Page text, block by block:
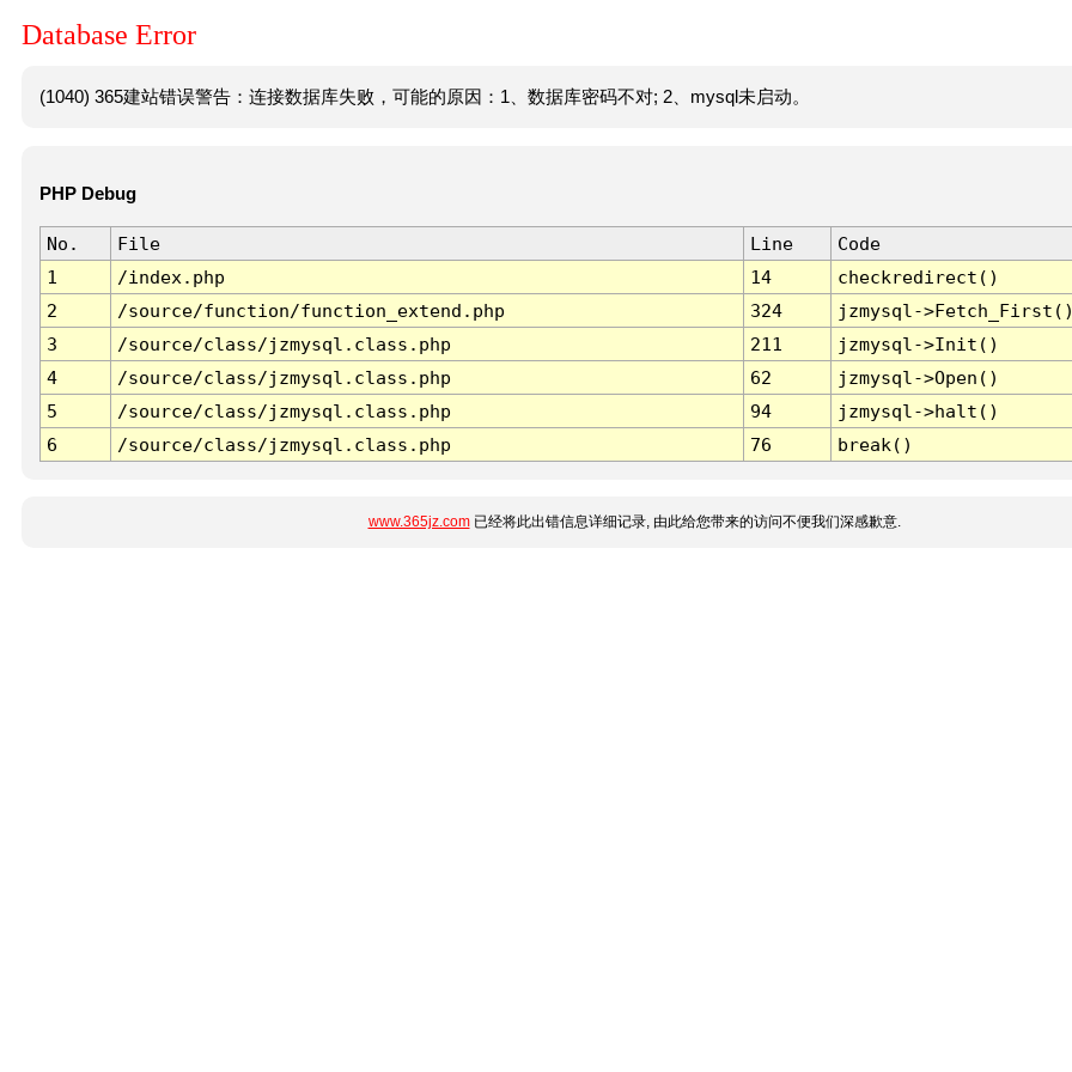
Database Error
(1040) 365建站错误警告：连接数据库失败，可能的原因：1、数据库密码不对; 2、mysql未启动。
PHP Debug
No. File Line
Code
1
/index.php 14
checkredirect()
2
/source/function/function_extend.php 324
jzmysql-
3
/source/class/jzmysql.class.php 211
jzmysql->Init()
4
/source/class/jzmysql.class.php 62
jzmysql->Open()
5
/source/class/jzmysql.class.php 94
jzmysql->halt()
6
/source/class/jzmysql.class.php 76 break()
www.365jz.com已经将此出错信息详细记录, 由此给您带来的访问不便我们深感歉意.